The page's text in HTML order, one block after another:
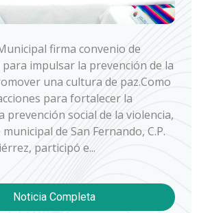
firma convenio de
impulsar la prevención de la
una cultura de paz.Como
para fortalecer la
prevención social de la violencia,
de San Fernando, C.P.
participó e...
Noticia Completa